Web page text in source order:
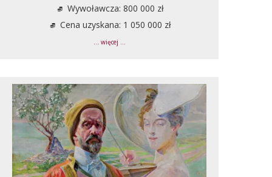
Wywoławcza: 800 000 zł
Cena uzyskana: 1 050 000 zł
... więcej ...